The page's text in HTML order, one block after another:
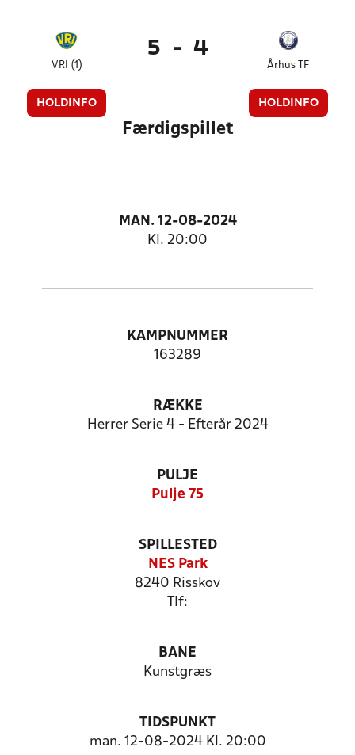
VRI (1)
HOLDINFO
5 - 4
Århus TF
HOLDINFO
Færdigspillet
MAN. 12-08-2024
Kl. 20:00
KAMPNUMMER
163289
RÆKKE
Herrer Serie 4 - Efterår 2024
PULJE
Pulje 75
SPILLESTED
NES Park
8240 Risskov
Tlf:
BANE
Kunstgræs
TIDSPUNKT
man. 12-08-2024 Kl. 20:00